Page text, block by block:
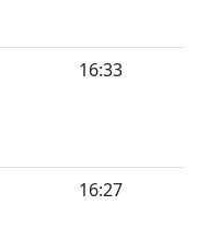
16:33
16:27